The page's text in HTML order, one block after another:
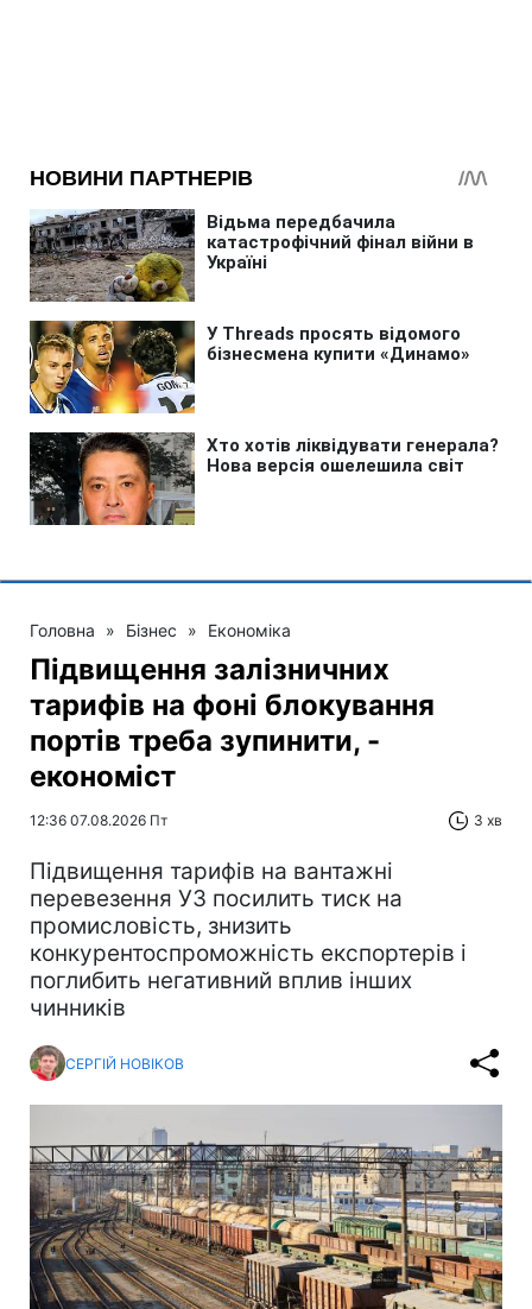
Головна » Бізнес » Економіка
Підвищення залізничних
тарифів на фоні блокування
портів треба зупинити, -
економіст
12:36 07.08.2026 Пт 3 хв
Підвищення тарифів на вантажні
перевезення УЗ посилить тиск на
промисловість, знизить
конкурентоспроможність експортерів і
поглибить негативний вплив інших
чинників
СЕРГІЙ НОВІКОВ